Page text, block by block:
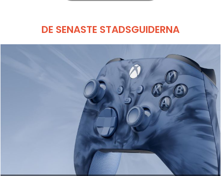
DE SENASTE STADSGUIDERNA